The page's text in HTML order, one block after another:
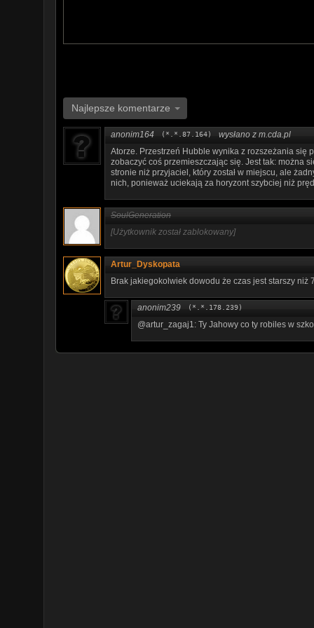
Najlepsze komentarze
anonim164 (*.*.87.164) wysłano z m.cda.pl
Atorze. Przestrzeń Hubble wynika z rozszeżania się
zobaczyć coś przemieszczając się. Jest tak: można
stronie niż przyjaciel, który został w miejscu, ale
nich, ponieważ uciekają za horyzont szybciej niż
SoulGeneration
[Użytkownik został zablokowany]
Artur_Dyskopata
Brak jakiegokolwiek dowodu że czas jest starszy niż
anonim239 (*.*.178.239)
@artur_zagaj1: Ty Jahowy co ty robiles w